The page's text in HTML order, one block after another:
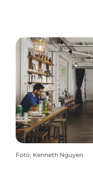
Foto: Kenneth Nguyen